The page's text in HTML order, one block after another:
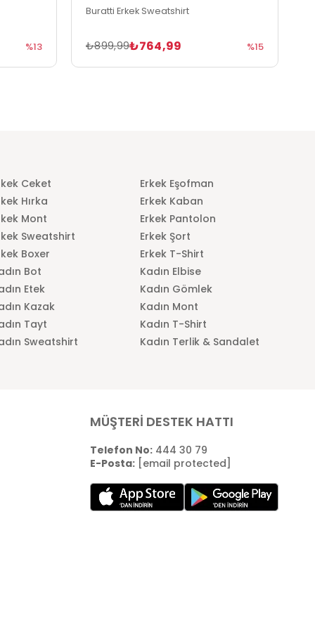
%13
Buratti Erkek Sweatshirt
₺764,99
₺899,99 %15
Ceket
Erkek Eşofman
Hırka
Erkek Kaban
Mont
Erkek Pantolon
Sweatshirt
Erkek Şort
Boxer
Erkek T-Shirt
Bot
Kadın Elbise
Etek
Kadın Gömlek
Kazak
Kadın Mont
Tayt
Kadın T-Shirt
Sweatshirt
Kadın Terlik & Sandalet
MÜŞTERİ DESTEK HATTI
Telefon No:444 30 79
E-Posta: [email protected]